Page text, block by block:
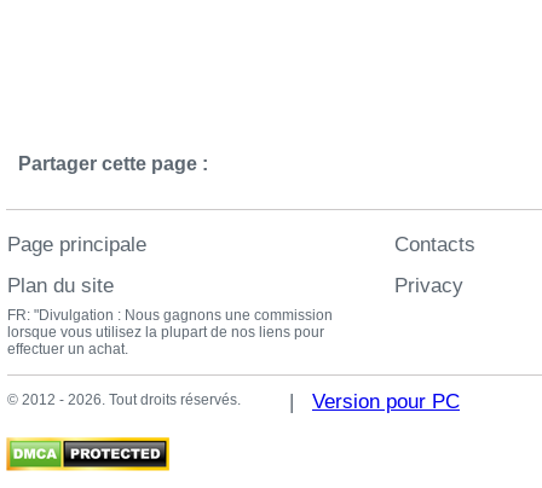
Partager cette page :
Page principale
Plan du site
Contacts
Privacy
FR: "Divulgation : Nous gagnons une commission
lorsque vous utilisez la plupart de nos liens pour
effectuer un achat.
© 2012 - 2026. Tout droits réservés. | Version pour PC